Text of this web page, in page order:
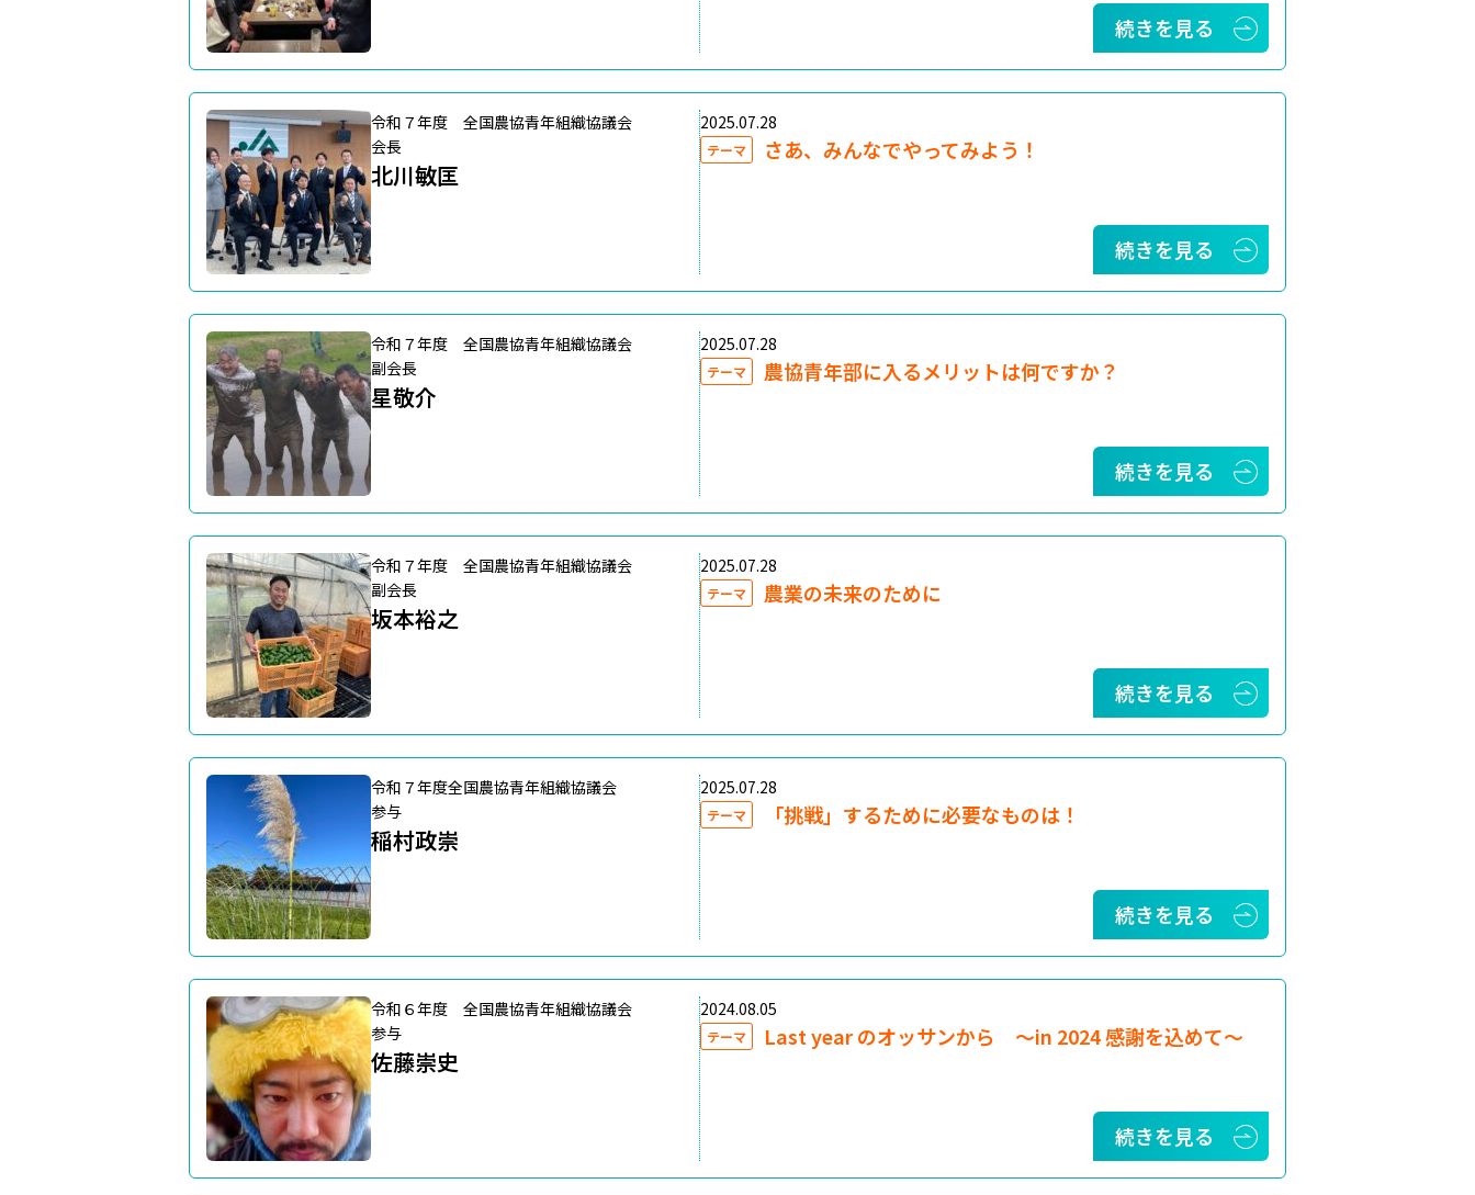
続きを見る
令和７年度 全国農協青年組織協議会
会長
北川敏匡
2025.07.28
テーマ さあ、みんなでやってみよう！
続きを見る
令和７年度 全国農協青年組織協議会
副会長
星敬介
2025.07.28
テーマ 農協青年部に入るメリットは何ですか？
続きを見る
令和７年度 全国農協青年組織協議会
副会長
坂本裕之
2025.07.28
テーマ 農業の未来のために
続きを見る
令和７年度全国農協青年組織協議会
参与
稲村政崇
2025.07.28
テーマ 「挑戦」するために必要なものは！
続きを見る
令和６年度 全国農協青年組織協議会
参与
佐藤崇史
2024.08.05
テーマ Last year のオッサンから 〜in 2024 感謝を込めて〜
続きを見る